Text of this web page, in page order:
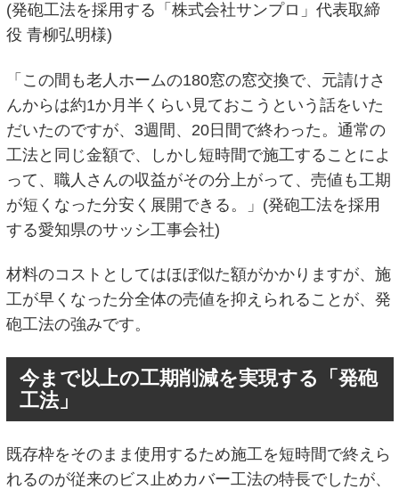
(発砲工法を採用する「株式会社サンプロ」代表取締
役 青柳弘明様)
「この間も老人ホームの180窓の窓交換で、元請けさ
んからは約1か月半くらい見ておこうという話をいた
だいたのですが、3週間、20日間で終わった。通常の
工法と同じ金額で、しかし短時間で施工することによ
って、職人さんの収益がその分上がって、売値も工期
が短くなった分安く展開できる。」(発砲工法を採用
する愛知県のサッシ工事会社)
材料のコストとしてはほぼ似た額がかかりますが、施
工が早くなった分全体の売値を抑えられることが、発
砲工法の強みです。
今まで以上の工期削減を実現する「発砲
工法」
既存枠をそのまま使用するため施工を短時間で終えら
れるのが従来のビス止めカバー工法の特長でしたが、